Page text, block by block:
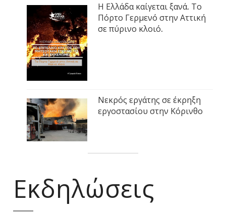
Η Ελλάδα καίγεται ξανά. Το
Πόρτο Γερμενό στην Αττική
σε πύρινο κλοιό.
Νεκρός εργάτης σε έκρηξη
εργοστασίου στην Κόρινθο
Εκδηλώσεις